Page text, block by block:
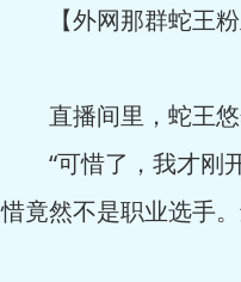
【外网那群蛇王粉
直播间里，蛇王悠
“可惜了，我才刚开
惜竟然不是职业选手